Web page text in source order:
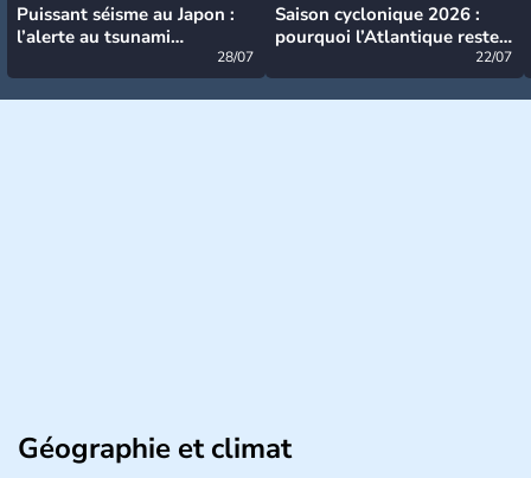
Puissant séisme au Japon :
l’alerte au tsunami
28/07
Saison cyclonique 2026 :
pourquoi l’Atlantique reste
22/07
Géographie et climat